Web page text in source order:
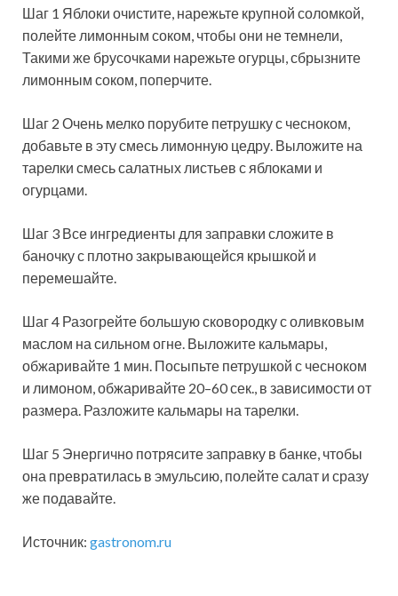
Шаг 1 Яблоки очистите, нарежьте крупной соломкой,
полейте лимонным соком, чтобы они не темнели,
Такими же брусочками нарежьте огурцы, сбрызните
лимонным соком, поперчите.
Шаг 2 Очень мелко порубите петрушку с чесноком,
добавьте в эту смесь лимонную цедру. Выложите на
тарелки смесь салатных листьев с яблоками и
огурцами.
Шаг 3 Все ингредиенты для заправки сложите в
баночку с плотно закрывающейся крышкой и
перемешайте.
Шаг 4 Разогрейте большую сковородку с оливковым
маслом на сильном огне. Выложите кальмары,
обжаривайте 1 мин. Посыпьте петрушкой с чесноком
и лимоном, обжаривайте 20–60 сек., в зависимости от
размера. Разложите кальмары на тарелки.
Шаг 5 Энергично потрясите заправку в банке, чтобы
она превратилась в эмульсию, полейте салат и сразу
же подавайте.
Источник: gastronom.ru